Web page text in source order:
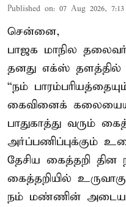
Published on: 07 Aug 2026,
சென்னை,
பாஜக மாநில தலைவர்
தனது எக்ஸ் தளத்தில்
“நம்
கைவினைக்
பாதுகாத்து வரும்
அர்ப்பணிப்புக்கும்
தேசிய கைத்தறி தின
கைத்தறியில்
நம் மண்ணின்